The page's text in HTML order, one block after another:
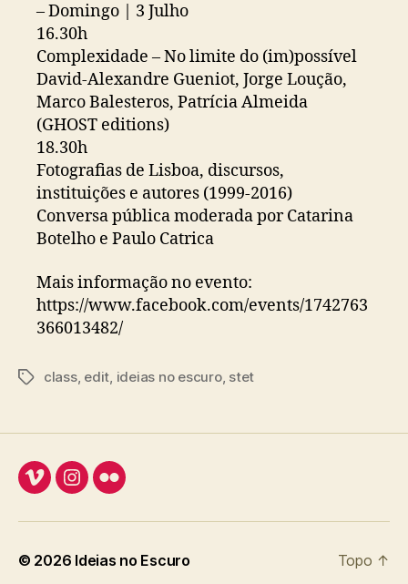
– Domingo | 3 Julho
16.30h
Complexidade – No limite do (im)possível
David-Alexandre Gueniot, Jorge Loução,
Marco Balesteros, Patrícia Almeida
(GHOST editions)
18.30h
Fotografias de Lisboa, discursos,
instituições e autores (1999-2016)
Conversa pública moderada por Catarina
Botelho e Paulo Catrica
Mais informação no evento:
https://www.facebook.com/events/1742763
366013482/
Etiquetas
class, edit ideias no escuro, stet
VimeoInstagram
Flickr
© 2026 Ideias no Escuro Topo ↑